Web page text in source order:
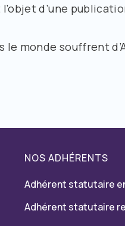
d’une
le monde souffrent
NOS ADHÉRENTS
Adhérent statutaire
Adhérent statutaire